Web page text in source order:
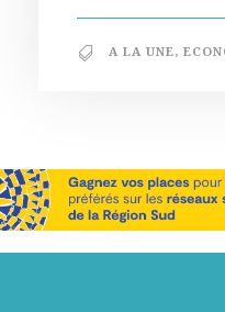
A LA UNE,